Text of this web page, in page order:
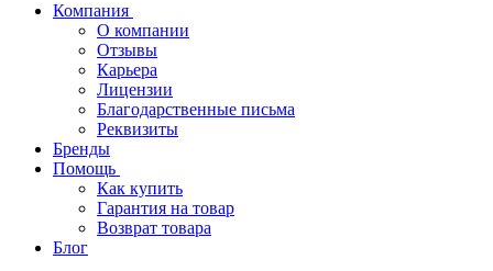
Компания
О компании
Отзывы
Карьера
Лицензии
Благодарственные письма
Реквизиты
Бренды
Помощь
Как купить
Гарантия на товар
Возврат товара
Блог